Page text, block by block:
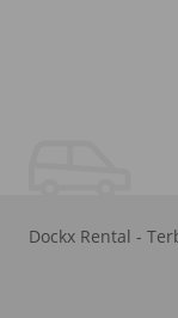
Dockx Rental -